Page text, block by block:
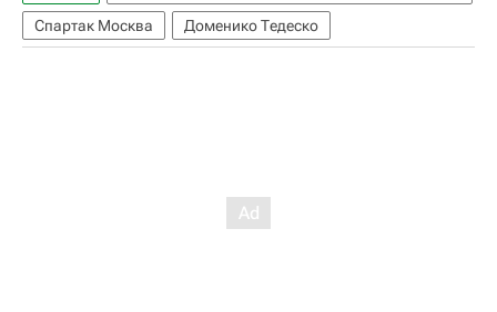
Спартак Москва
Доменико Тедеско